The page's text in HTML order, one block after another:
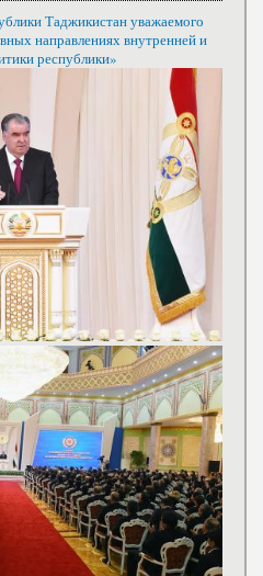
Таджикистан уважаемого
направлениях внутренней и
республики»